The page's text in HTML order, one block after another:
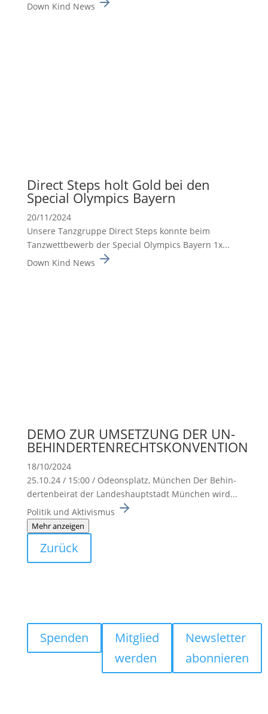
Down Kind News
Direct Steps holt Gold bei den
Special Olympics Bayern
20/11/2024
Unsere Tanzgruppe Direct Steps konnte beim
Tanzwett­be­werb der Special Olympics Bayern 1x...
Down Kind News
DEMO ZUR UMSETZUNG DER UN-
BEHINDERTENRECHTSKONVENTION
18/10/2024
25.10.24 / 15:00 / Odeons­platz, München Der Behin­
der­ten­beirat der Landes­haupt­stadt München wird...
Politik und Aktivismus
Mehr anzeigen
Zurück
Spenden
Mitglied
werden
Newsletter
abonnieren